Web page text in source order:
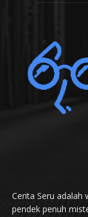
Cerita Seru adalah
pendek penuh